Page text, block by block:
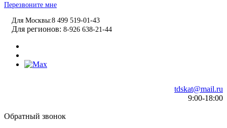
Перезвоните мне
Для Москвы:8 499 519-01-43
Для регионов: 8-926 638-21-44
tdskat@mail.ru
9:00-18:00
Обратный звонок